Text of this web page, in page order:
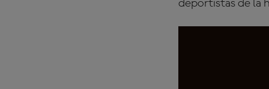
deportistas de la